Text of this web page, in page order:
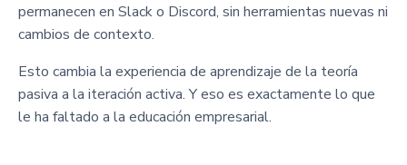
permanecen en Slack o Discord, sin herramientas nuevas ni
cambios de contexto.
Esto cambia la experiencia de aprendizaje de la teoría
pasiva a la iteración activa. Y eso es exactamente lo que
le ha faltado a la educación empresarial.